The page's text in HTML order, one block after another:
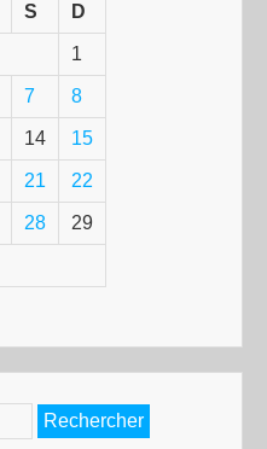
S D
1
7 8
14 15
21 22
28 29